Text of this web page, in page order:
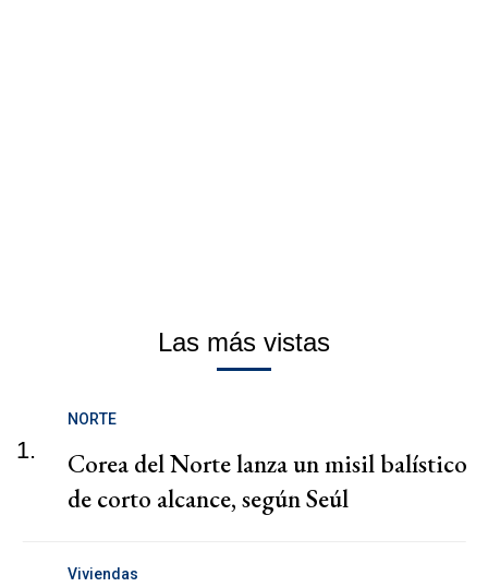
Las más vistas
1.
NORTE
Corea del Norte lanza un misil balístico
de corto alcance, según Seúl
Viviendas